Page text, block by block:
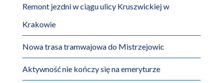
Remont jezdni w ciągu ulicy Kruszwickiej w
Krakowie
Nowa trasa tramwajowa do Mistrzejowic
Aktywność nie kończy się na emeryturze